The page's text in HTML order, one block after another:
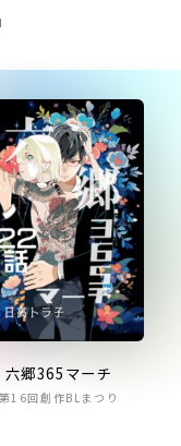
六郷365マーチ
第16回創作BLまつり